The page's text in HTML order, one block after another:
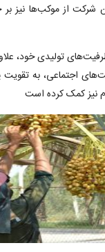
شرکت از موکب‌ها نیز
تولیدی خود،
اجتماعی، به تقویت
نیز کمک کرده است